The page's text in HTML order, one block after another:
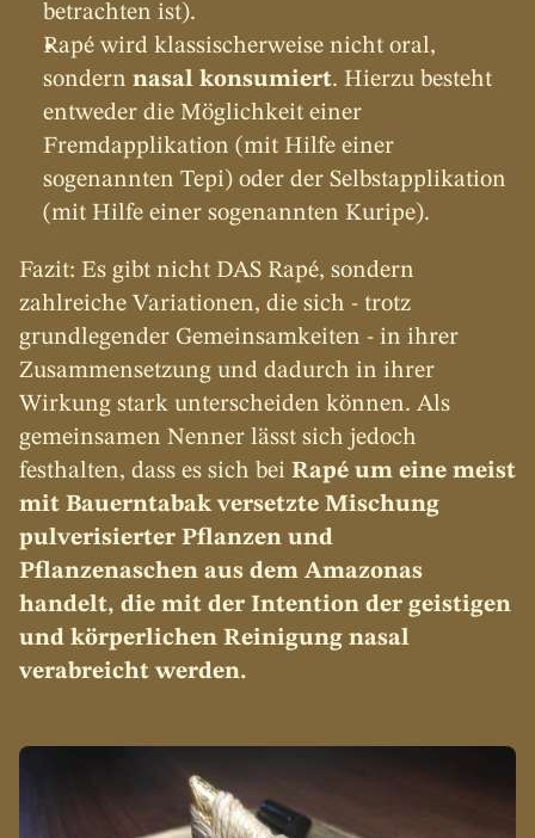
betrachten ist).
Rapé wird klassischerweise nicht oral,
sondern nasal konsumiert. Hierzu besteht
entweder die Möglichkeit einer
Fremdapplikation (mit Hilfe einer
sogenannten Tepi) oder der Selbstapplikation
(mit Hilfe einer sogenannten Kuripe).
Fazit: Es gibt nicht DAS Rapé, sondern
zahlreiche Variationen, die sich - trotz
grundlegender Gemeinsamkeiten - in ihrer
Zusammensetzung und dadurch in ihrer
Wirkung stark unterscheiden können. Als
gemeinsamen Nenner lässt sich jedoch
festhalten, dass es sich bei Rapé um eine meist
mit Bauerntabak versetzte Mischung
pulverisierter Pflanzen und
Pflanzenaschen aus dem Amazonas
handelt, die mit der Intention der geistigen
und körperlichen Reinigung nasal
verabreicht werden.